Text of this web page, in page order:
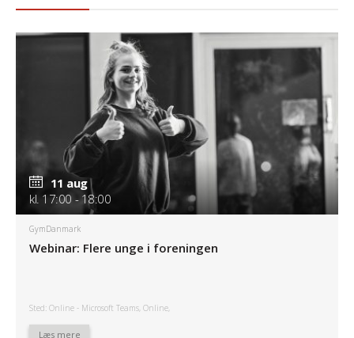
11 aug
kl. 17:00 - 18:00
GymDanmark
Webinar: Flere unge i foreningen
Sted: Online - Microsoft Teams, Online,
Læs mere